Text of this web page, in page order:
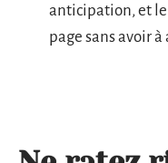
anticipation, et
page sans avoir